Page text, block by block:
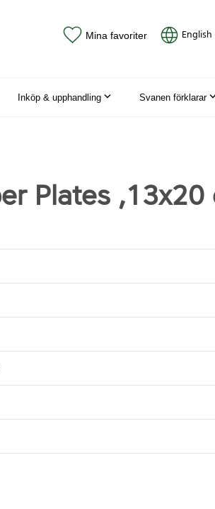
Mina favoriter English
Inköp & upphandling Svanen förklarar
Plates